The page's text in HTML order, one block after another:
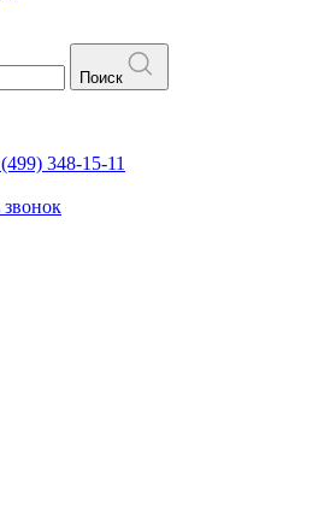
Поиск
348-15-11
звонок